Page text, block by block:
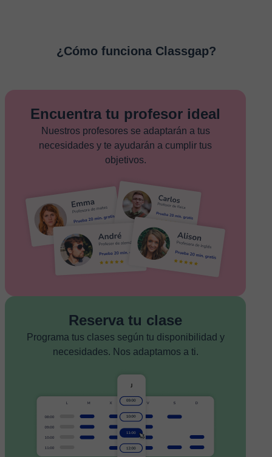
¿Cómo funciona Classgap?
Encuentra tu profesor ideal
Nuestros profesores se adaptarán a tus
necesidades y te ayudarán a cumplir tus
objetivos.
Reserva tu clase
Programa tus clases según tu disponibilidad y
necesidades. Nos adaptamos a ti.